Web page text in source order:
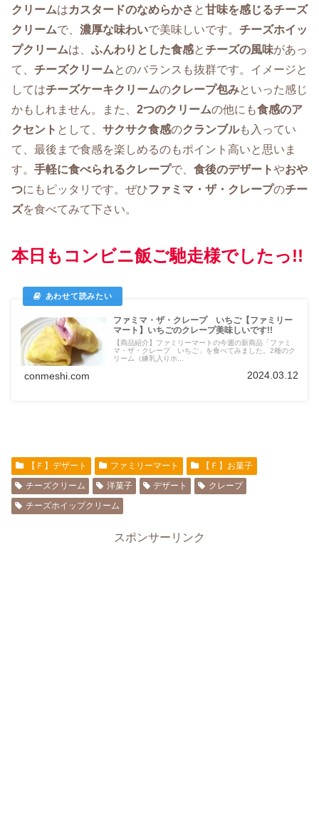
クリームはカスタードのなめらかさ と甘味を感じるチーズ
クリームで、 濃厚な味わいで美味しいです。 チーズホイッ
プクリームは、 ふんわりとした食感とチーズの風味があっ
て、 チーズクリームとのバランスも抜群です。イメージと
してはチーズケーキクリームのクレープ包みといった感じ
かもしれません。また、 2つのクリームの他にも食感のア
クセント として、 サクサク食感のクランブルも入ってい
て、最後まで食感を楽しめるのもポイント高いと思いま
す。 手軽に食べられるクレープで、 食後のデザートやおや
つにもピッタリです。ぜひファミマ・ザ・クレープのチー
ズを食べてみて下さい。
本日もコンビニ飯ご馳走様でしたっ!!
ファミマ・ザ・クレープ いちご【ファミリー
マート】いちごのクレープ美味しいです!!
【商品紹介】ファミリーマートの今週の新商品「ファミ
マ・ザ・クレープ いちご」を食べてみました。2種のク
リーム（練乳入りホ...
conmeshi.com 2024.03.12
【Ｆ】デザート ファミリーマート
【Ｆ】お菓子
チーズクリーム
洋菓子 デザート
クレープ
チーズホイップクリーム
スポンサーリンク